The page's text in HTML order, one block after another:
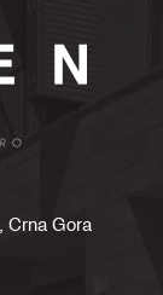
Crna Gora